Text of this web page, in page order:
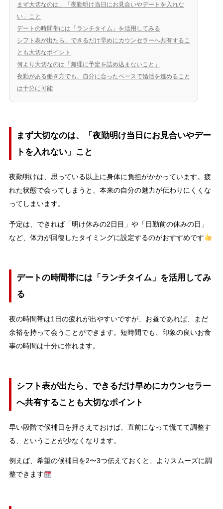
まず大切なのは、「夜勤明け当日にお見合いやデートを入れな
い」こと
デートの時間帯には「ランチタイム」を活用してみる
シフト表が出たら、できるだけ早めにカウンセラーへ共有するこ
とも大切なポイント
何より大切なのは「無理に予定を詰め込まないこと」
夜勤がある働き方でも、自分に合ったペースで婚活を進めること
は十分に可能
まず大切なのは、「夜勤明け当日にお見合いやデー
トを入れない」こと
夜勤明けは、思っている以上に身体に負担がかかっています。疲
れた状態で会ってしまうと、本来の自分の魅力が伝わりにくくな
ってしまいます。
予定は、できれば「明け休みの2日目」や「日勤前の休みの日」
など、体力が回復したタイミングに設定するのがおすすめです
デートの時間帯には「ランチタイム」を活用してみ
る
夜の時間帯は1日の疲れが出やすいですが、お昼であれば、まだ
余裕を持って会うことができます。短時間でも、印象の良いお食
事の時間は十分に作れます。
シフト表が出たら、できるだけ早めにカウンセラー
へ共有することも大切なポイント
早い段階で候補日を押さえておけば、直前になって慌てて調整す
る、ということが少なくなります。
例えば、希望の候補日を2〜3つ伝えておくと、よりスムーズに調
整できます